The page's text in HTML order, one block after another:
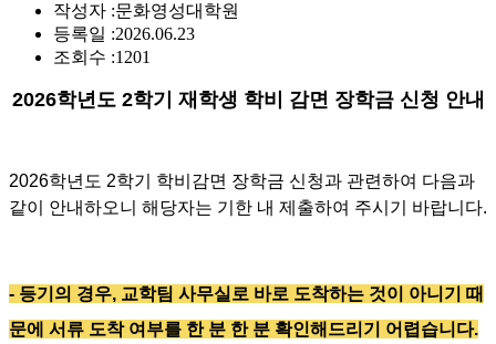
작성자 :문화영성대학원
등록일 :2026.06.23
조회수 :1201
2026학년도 2학기 재학생 학비 감면 장학금 신청 안내
2026학년도 2학기 학비감면 장학금 신청과 관련하여 다음과
같이 안내하오니 해당자는 기한 내 제출하여 주시기 바랍니다.
- 등기의 경우, 교학팀 사무실로 바로 도착하는 것이 아니기 때
문에 서류 도착 여부를 한 분 한 분 확인해드리기 어렵습니다.